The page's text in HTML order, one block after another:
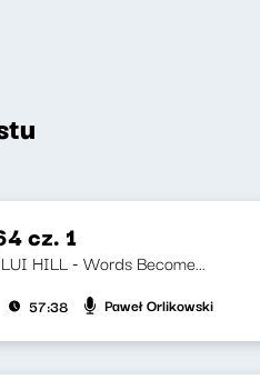
cz. 1
HILL - Words Become...
57:38 Paweł Orlikowski